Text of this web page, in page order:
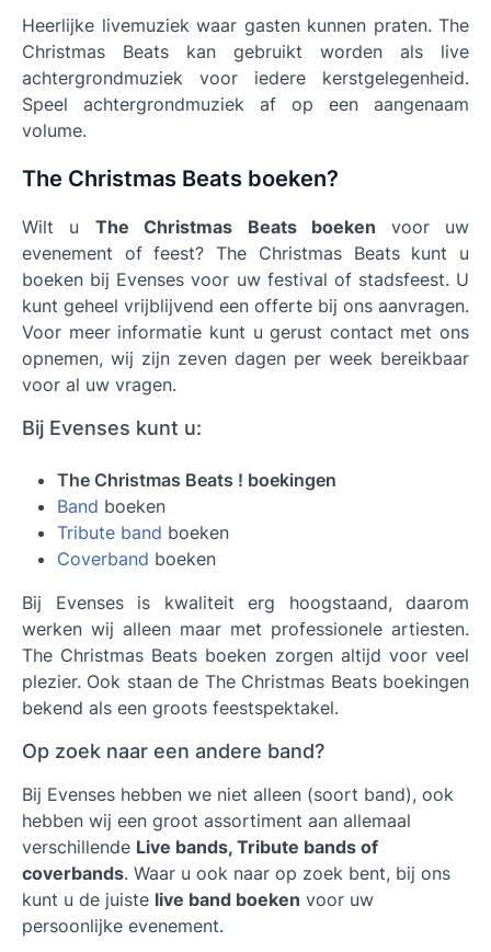
Heerlijke livemuziek waar gasten kunnen praten. The
Christmas Beats kan gebruikt worden als live
achtergrondmuziek voor iedere kerstgelegenheid.
Speel achtergrondmuziek af op een aangenaam
volume.
The Christmas Beats boeken?
Wilt u The Christmas Beats boeken voor uw
evenement of feest? The Christmas Beats kunt u
boeken bij Evenses voor uw festival of stadsfeest. U
kunt geheel vrijblijvend een offerte bij ons aanvragen.
Voor meer informatie kunt u gerust contact met ons
opnemen, wij zijn zeven dagen per week bereikbaar
voor al uw vragen.
Bij Evenses kunt u:
The Christmas Beats ! boekingen
Band boeken
Tribute band boeken
Coverband boeken
Bij Evenses is kwaliteit erg hoogstaand, daarom
werken wij alleen maar met professionele artiesten.
The Christmas Beats boeken zorgen altijd voor veel
plezier. Ook staan de The Christmas Beats boekingen
bekend als een groots feestspektakel.
Op zoek naar een andere band?
Bij Evenses hebben we niet alleen (soort band), ook
hebben wij een groot assortiment aan allemaal
verschillende Live bands, Tribute bands of
coverbands. Waar u ook naar op zoek bent, bij ons
kunt u de juiste live band boeken voor uw
persoonlijke evenement.